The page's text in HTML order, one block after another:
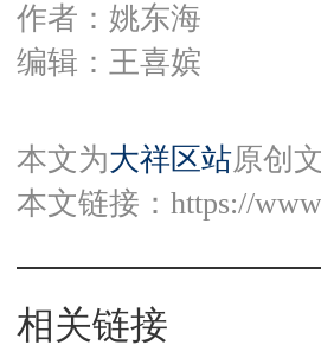
作者：姚东海
编辑：王喜嫔
本文为大祥区站原创
本文链接： https://
相关链接